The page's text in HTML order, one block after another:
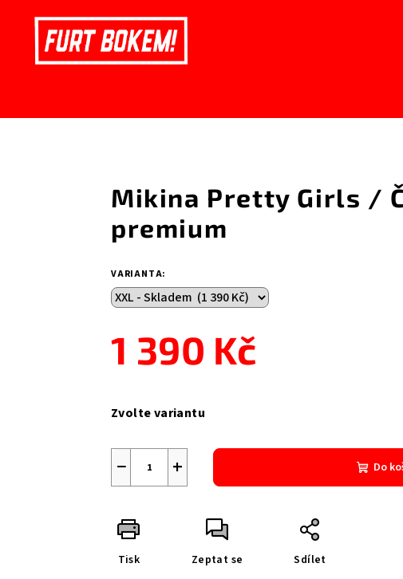
Mikina Pretty Girls /
premium
VARIANTA:
1 390 Kč
cena:
Zvolte variantu
+
− Do
Tisk Zeptat se Sdílet